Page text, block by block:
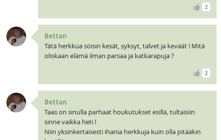
2
Bettan
Tätä herkkua söisin kesät, syksyt, talvet ja keväät ! Mitä
oliskaan elämä ilman parsaa ja katkarapuja ?
2
Bettan
Taas on sinulla parhaat houkutukset esillä, tultaisiin
sinne vaikka heti !
Niin yksinkertaisesti ihania herkkuja kuin olla pitääkin